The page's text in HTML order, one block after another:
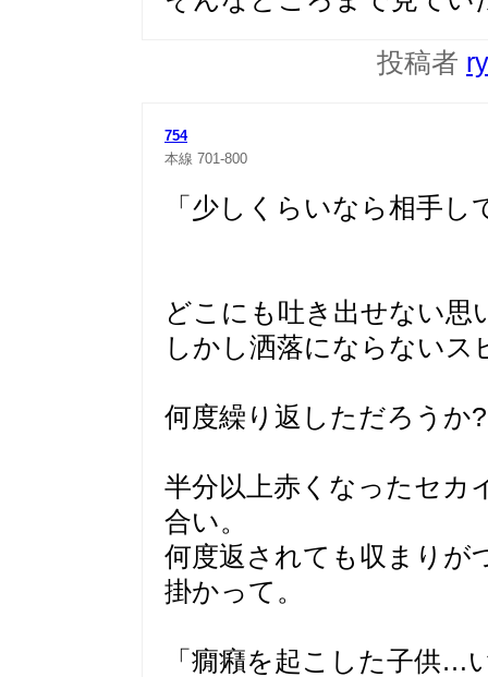
投稿者
754
本線 701-800
「少しくらいなら相手
どこにも吐き出せない思
しかし洒落にならないス
何度繰り返しただろうか?
半分以上赤くなったセカ
合い。
何度返されても収まりが
掛かって。
「癇癪を起こした子供…